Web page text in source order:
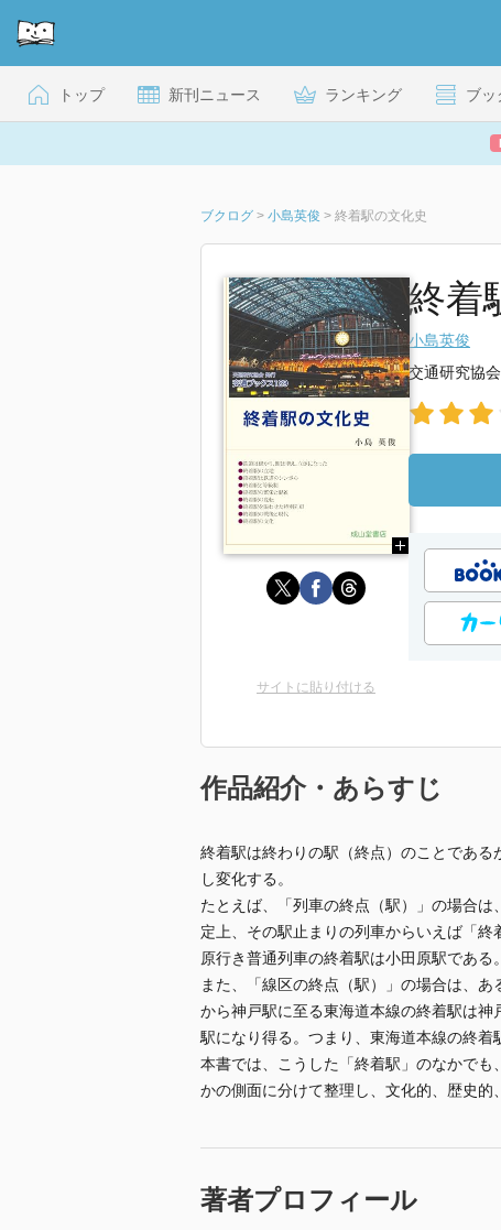
トップ 新刊ニュース ランキング ブッ
ブクログ > 小島英俊 > 終着駅の文化史
終着
小島英俊
交通研究協会
サイトに貼り付ける
作品紹介・あらすじ
終着駅は終わりの駅（終点）のことであ
し変化する。
たとえば、「列車の終点（駅）」の場合
定上、その駅止まりの列車からいえば「
原行き普通列車の終着駅は小田原駅である。
また、「線区の終点（駅）」の場合は、
から神戸駅に至る東海道本線の終着駅は
駅になり得る。つまり、東海道本線の終着
本書では、こうした「終着駅」のなかで
かの側面に分けて整理し、文化的、歴史的
著者プロフィール